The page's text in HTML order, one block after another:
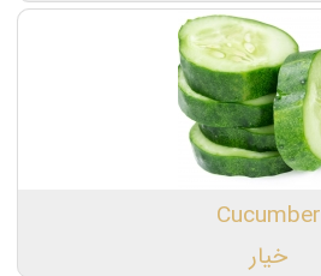
Cucumber
خیار